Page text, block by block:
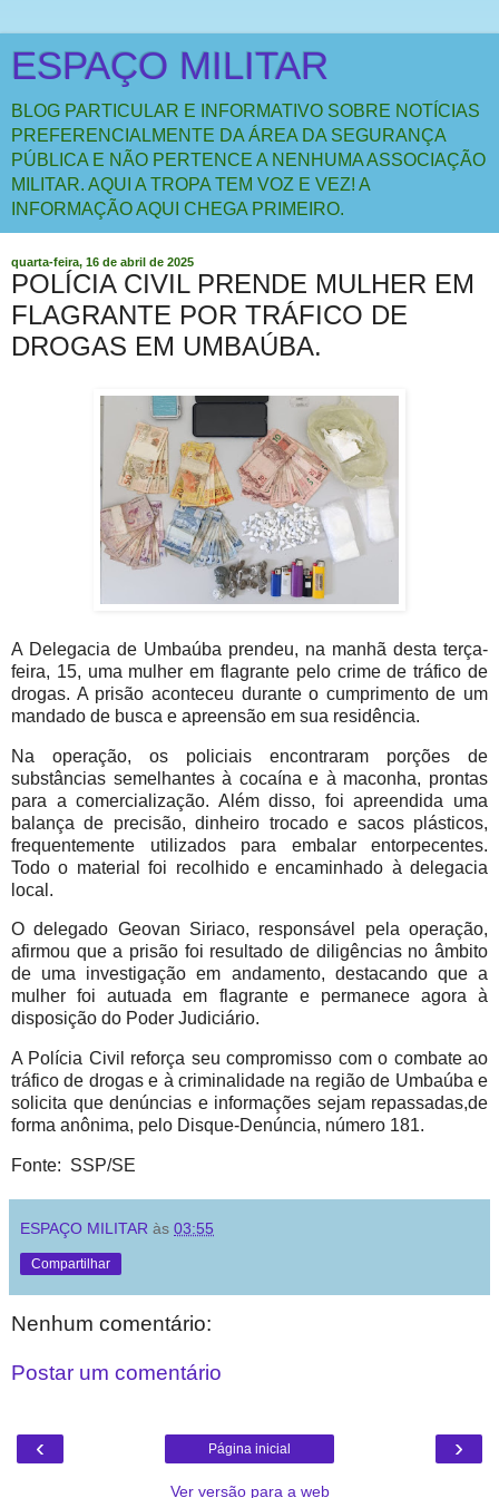
ESPAÇO MILITAR
BLOG PARTICULAR E INFORMATIVO SOBRE NOTÍCIAS
PREFERENCIALMENTE DA ÁREA DA SEGURANÇA
PÚBLICA E NÃO PERTENCE A NENHUMA ASSOCIAÇÃO
MILITAR. AQUI A TROPA TEM VOZ E VEZ! A
INFORMAÇÃO AQUI CHEGA PRIMEIRO.
quarta-feira, 16 de abril de 2025
POLÍCIA CIVIL PRENDE MULHER EM
FLAGRANTE POR TRÁFICO DE
DROGAS EM UMBAÚBA.
A Delegacia de Umbaúba prendeu, na manhã desta terça-
feira, 15, uma mulher em flagrante pelo crime de tráfico de
drogas. A prisão aconteceu durante o cumprimento de um
mandado de busca e apreensão em sua residência.
Na operação, os policiais encontraram porções de
substâncias semelhantes à cocaína e à maconha, prontas
para a comercialização. Além disso, foi apreendida uma
balança de precisão, dinheiro trocado e sacos plásticos,
frequentemente utilizados para embalar entorpecentes.
Todo o material foi recolhido e encaminhado à delegacia
local.
O delegado Geovan Siriaco, responsável pela operação,
afirmou que a prisão foi resultado de diligências no âmbito
de uma investigação em andamento, destacando que a
mulher foi autuada em flagrante e permanece agora à
disposição do Poder Judiciário.
A Polícia Civil reforça seu compromisso com o combate ao
tráfico de drogas e à criminalidade na região de Umbaúba e
solicita que denúncias e informações sejam repassadas,de
forma anônima, pelo Disque-Denúncia, número 181.
Fonte: SSP/SE
ESPAÇO MILITAR às 03:55
Compartilhar
Nenhum comentário:
Postar um comentário
‹ ›
Página inicial
Ver versão para a web